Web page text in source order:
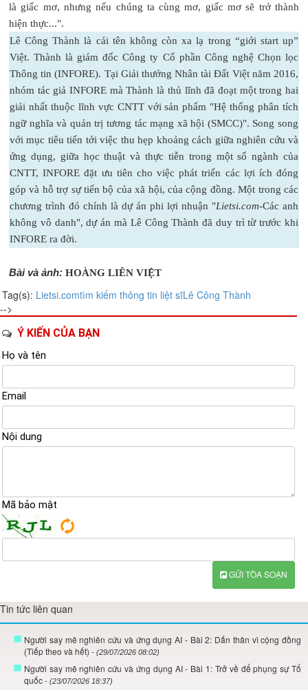
là giấc mơ, nhưng nếu chúng ta cùng mơ, giấc mơ sẽ trở thành
hiện thực...".
Lê Công Thành là cái tên không còn xa lạ trong “giới start up”
Việt. Thành là giám đốc Công ty Cổ phần Công nghệ Chọn lọc
Thông tin (INFORE). Tại Giải thưởng Nhân tài Đất Việt năm 2016,
nhóm tác giả INFORE mà Thành là thủ lĩnh đã đoạt một trong hai
giải nhất thuộc lĩnh vực CNTT với sản phẩm "Hệ thống phân tích
ngữ nghĩa và quản trị tương tác mạng xã hội (SMCC)". Song song
với mục tiêu tiến tới việc thu hẹp khoảng cách giữa nghiên cứu và
ứng dụng, giữa học thuật và thực tiễn trong một số ngành của
CNTT, INFORE đặt ưu tiên cho việc phát triển các lợi ích đóng
góp và hỗ trợ sự tiến bộ của xã hội, của cộng đồng. Một trong các
chương trình đó chính là dự án phi lợi nhuận "Lietsi.com-Các anh
không vô danh", dự án mà Lê Công Thành đã duy trì từ trước khi
INFORE ra đời.
Bài và ảnh: HOÀNG LIÊN VIỆT
Tag(s): Lietsi.comtìm kiếm thông tin liệt sĩLê Công Thành
-->
Ý KIẾN CỦA BẠN
Họ và tên
Email
Nội dung
Mã bảo mật
GỬI TÒA SOẠN
Tin tức liên quan
Người say mê nghiên cứu và ứng dụng AI - Bài 2: Dấn thân vì cộng đồng
(Tiếp theo và hết) - (29/07/2026 08:02)
Người say mê nghiên cứu và ứng dụng AI - Bài 1: Trở về để phụng sự Tổ
quốc - (23/07/2026 18:37)